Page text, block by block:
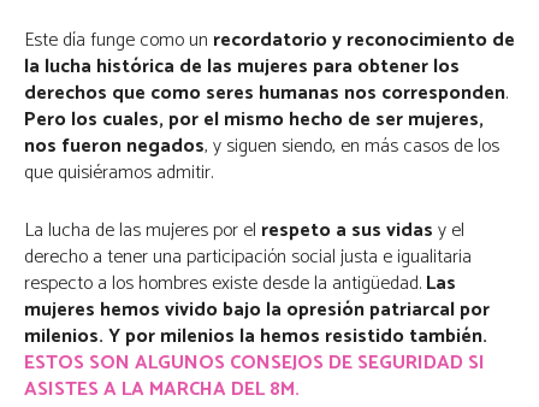
Este día funge como un recordatorio y reconocimiento de
la lucha histórica de las mujeres para obtener los
derechos que como seres humanas nos corresponden.
Pero los cuales, por el mismo hecho de ser mujeres,
nos fueron negados, y siguen siendo, en más casos de los
que quisiéramos admitir.
La lucha de las mujeres por el respeto a sus vidasy el
derecho a tener una participación social justa e igualitaria
respecto a los hombres existe desde la antigüedad.Las
mujeres hemos vivido bajo la opresión patriarcal por
milenios. Y por milenios la hemos resistido también.
ESTOS SON ALGUNOS CONSEJOS DE SEGURIDAD SI
ASISTES A LA MARCHA DEL 8M.